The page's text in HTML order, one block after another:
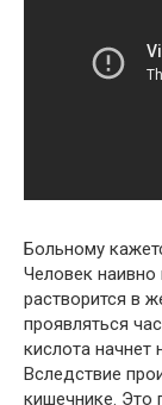
Больному
Человек наивно
растворится в
проявляться
кислота начнет
Вследствие
кишечнике. Это